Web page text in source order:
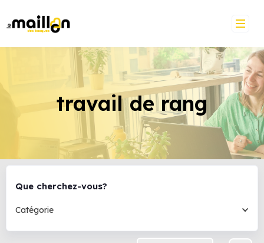
travail de rang
Que cherchez-vous?
Catégorie